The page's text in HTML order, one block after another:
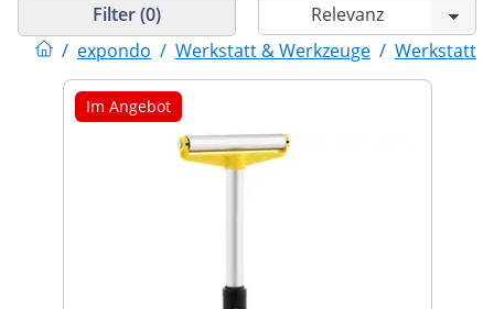
/ expondo / Werkstatt & Werkzeuge /
Filter (0)
Im Angebot